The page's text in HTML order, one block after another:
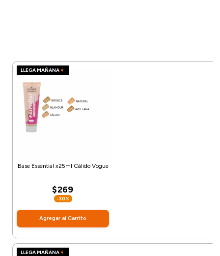
LLEGA MAÑANA
Base Essential x25ml Cálido Vogue
$269
-30%
Agregar al Carrito
LLEGA MAÑANA